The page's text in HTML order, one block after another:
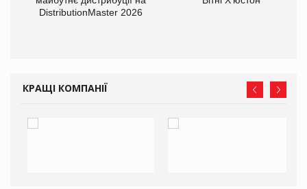
DistributionMaster 2026
КРАЩІ КОМПАНІЇ